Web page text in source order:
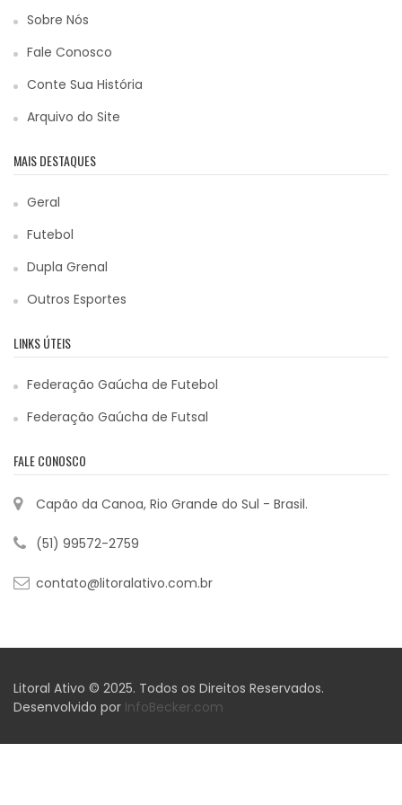
Sobre Nós
Fale Conosco
Conte Sua História
Arquivo do Site
MAIS DESTAQUES
Geral
Futebol
Dupla Grenal
Outros Esportes
LINKS ÚTEIS
Federação Gaúcha de Futebol
Federação Gaúcha de Futsal
FALE CONOSCO
Capão da Canoa, Rio Grande do Sul - Brasil.
(51) 99572-2759
contato@litoralativo.com.br
Litoral Ativo © 2025. Todos os Direitos Reservados.
Desenvolvido por InfoBecker.com